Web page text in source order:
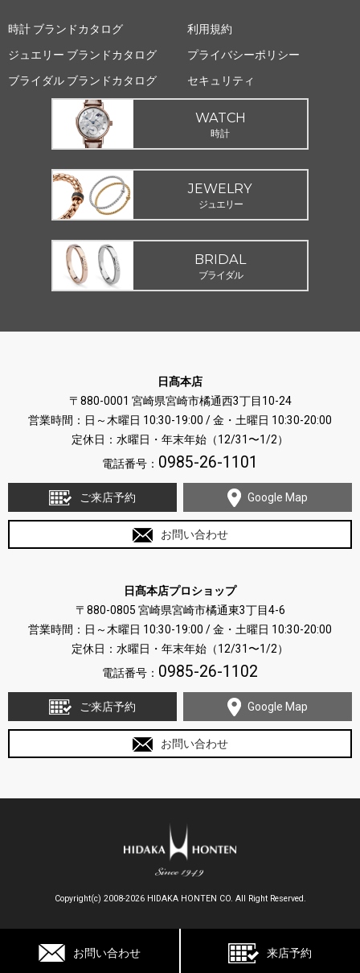
お問い合わせ 来店予約
時計 ブランドカタログ
ジュエリー ブランドカタログ
ブライダル ブランドカタログ
利用規約
プライバシーポリシー
セキュリティ
WATCH
時計
JEWELRY
ジュエリー
BRIDAL
ブライダル
日髙本店
〒880-0001 宮崎県宮崎市橘通西3丁目10-24
営業時間：日～木曜日 10:30-19:00 / 金・土曜日 10:30-20:00
定休日：水曜日・年末年始（12/31〜1/2）
電話番号： 0985-26-1101
ご来店予約 Google Map
お問い合わせ
日髙本店プロショップ
〒880-0805 宮崎県宮崎市橘通東3丁目4-6
営業時間：日～木曜日 10:30-19:00 / 金・土曜日 10:30-20:00
定休日：水曜日・年末年始（12/31〜1/2）
電話番号： 0985-26-1102
ご来店予約 Google Map
お問い合わせ
Copyright(c) 2008-2026 HIDAKA HONTEN CO. All Right Reserved.